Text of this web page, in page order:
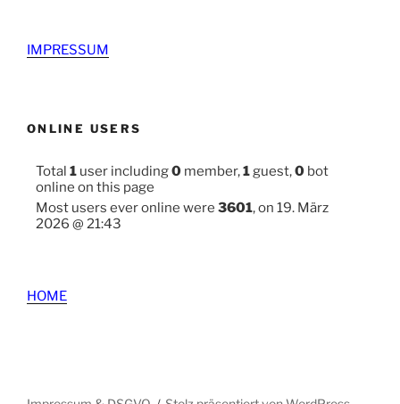
IMPRESSUM
ONLINE USERS
Total 1 user including0 member,1guest,0 bot
online on this page
Most users ever online were 3601, on 19. März
2026 @ 21:43
HOME